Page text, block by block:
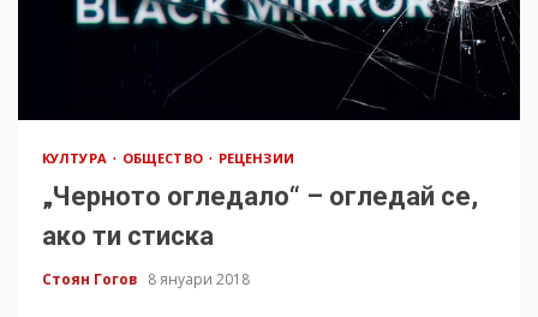
КУЛТУРА ОБЩЕСТВО РЕЦЕНЗИИ
„Черното огледало“ – огледай се,
ако ти стиска
Стоян Гогов 8 януари 2018